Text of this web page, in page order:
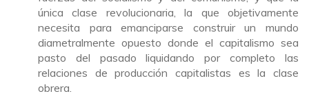
única clase revolucionaria, la que objetivamente
necesita para emanciparse construir un mundo
diametralmente opuesto donde el capitalismo sea
pasto del pasado liquidando por completo las
relaciones de producción capitalistas es la clase
obrera.